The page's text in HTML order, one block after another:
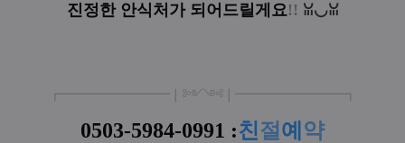
진정한 안식처가 되어드릴게요!! ꈍ◡ꈍ
┏━━━━━━━━ ❘༻༺❘ ━━━━━━━━┓
0503-5984-0991 :친절 예 약